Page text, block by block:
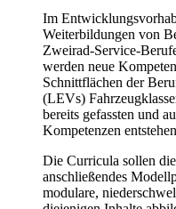
Im
Weiterbildungen von
Zweirad-Service-
werden neue
Schnittflächen der
(LEVs)
bereits gefassten und
Kompetenzen
Die Curricula sollen
anschließendes
modulare,